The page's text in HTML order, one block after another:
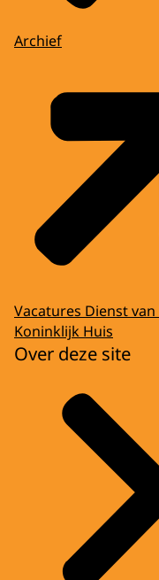
Archief
Vacatures Dienst
Koninklijk Huis
Over deze site